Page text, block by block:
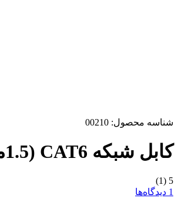
شناسه محصول: 00210
کابل شبکه CAT6 (1.5متری)
5
(1)
1 دیدگاه‌ها